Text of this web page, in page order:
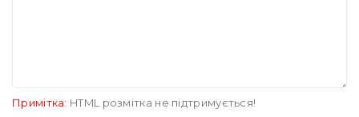
Примітка: HTML розмітка не підтримується!